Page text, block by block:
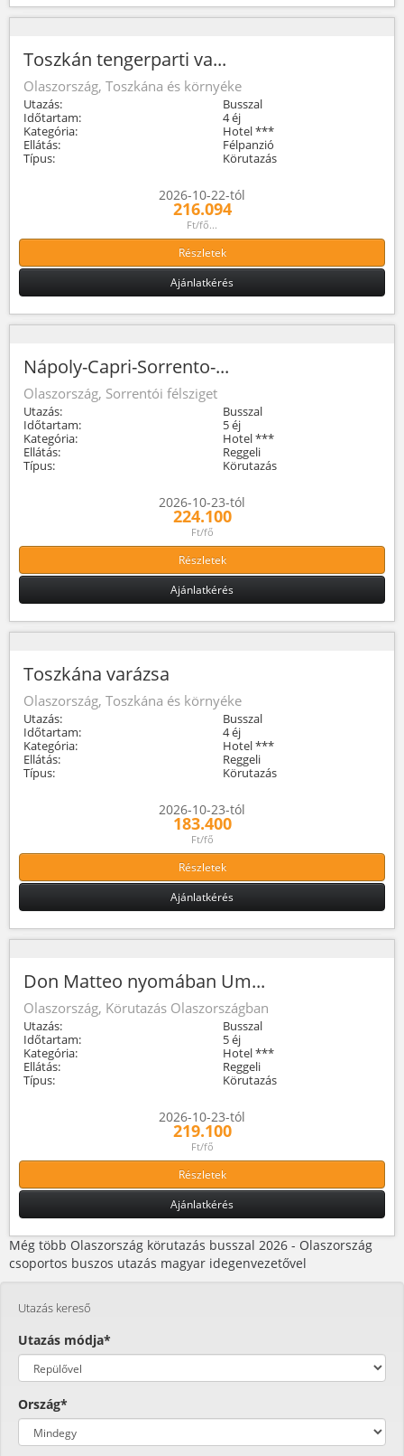
Toszkán tengerparti va...
Olaszország, Toszkána és környéke
Utazás:
Busszal
Időtartam:
4 éj
Kategória:
Hotel ***
Ellátás:
Félpanzió
Típus:
Körutazás
2026-10-22-tól
216.094
Ft/fő...
Részletek
Ajánlatkérés
Nápoly-Capri-Sorrento-...
Olaszország, Sorrentói félsziget
Utazás:
Busszal
Időtartam:
5 éj
Kategória:
Hotel ***
Ellátás:
Reggeli
Típus:
Körutazás
2026-10-23-tól
224.100
Ft/fő
Részletek
Ajánlatkérés
Toszkána varázsa
Olaszország, Toszkána és környéke
Utazás:
Busszal
Időtartam:
4 éj
Kategória:
Hotel ***
Ellátás:
Reggeli
Típus:
Körutazás
2026-10-23-tól
183.400
Ft/fő
Részletek
Ajánlatkérés
Don Matteo nyomában Um...
Olaszország, Körutazás Olaszországban
Utazás:
Busszal
Időtartam:
5 éj
Kategória:
Hotel ***
Ellátás:
Reggeli
Típus:
Körutazás
2026-10-23-tól
219.100
Ft/fő
Részletek
Ajánlatkérés
Még több Olaszország körutazás busszal 2026 - Olaszország
csoportos buszos utazás magyar idegenvezetővel
Utazás kereső
Utazás módja*
Ország*